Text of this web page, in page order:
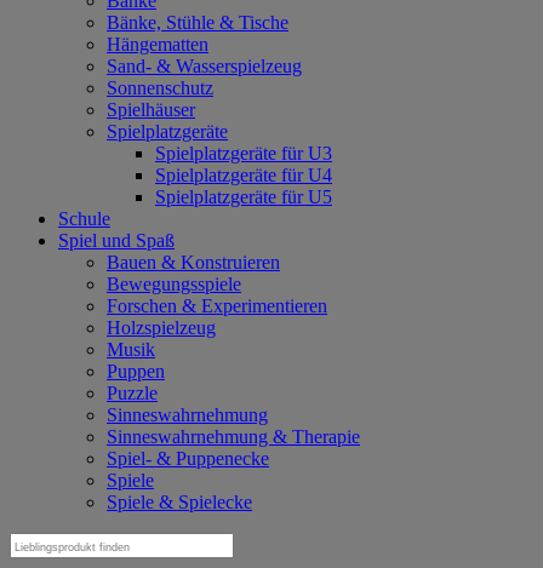
Bänke, Stühle & Tische
Hängematten
Sand- & Wasserspielzeug
Sonnenschutz
Spielhäuser
Spielplatzgeräte
Spielplatzgeräte für U3
Spielplatzgeräte für U4
Spielplatzgeräte für U5
Schule
Spiel und Spaß
Bauen & Konstruieren
Bewegungsspiele
Forschen & Experimentieren
Holzspielzeug
Musik
Puppen
Puzzle
Sinneswahrnehmung
Sinneswahrnehmung & Therapie
Spiel- & Puppenecke
Spiele
Spiele & Spielecke
Suchen
nach: